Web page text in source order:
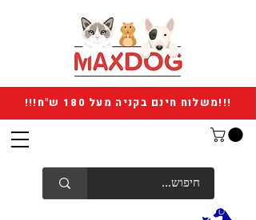
!!!משלוח חינם בקניה מעל 180 ש"ח!!!